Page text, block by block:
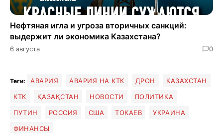
Нефтяная игла и угроза вторичных санкций:
выдержит ли экономика Казахстана?
6 августа 0
Теги: АВАРИЯ АВАРИЯ НА КТК ДРОН
КАЗАХСТАН
КТК
ҚАЗАҚСТАН НОВОСТИ
ПОЛИТИКА
ПУТИН
РОССИЯ США ТОКАЕВ
УКРАИНА
ФИНАНСЫ